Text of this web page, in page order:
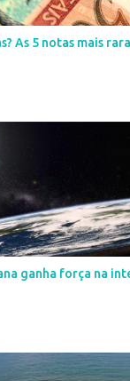
As 5 notas mais
ganha força na